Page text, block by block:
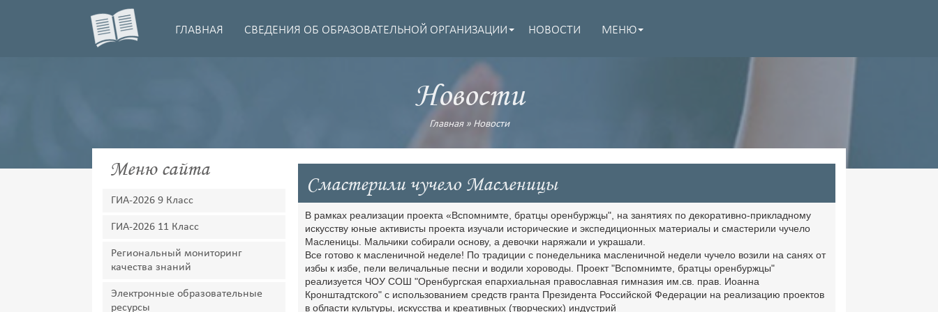
ГЛАВНАЯ СВЕДЕНИЯ ОБ ОБРАЗОВАТЕЛЬНОЙ ОРГАНИЗАЦИИ НОВОСТИ МЕНЮ
Новости
Главная» Новости
Меню сайта
ГИА-2026 9 Класс
ГИА-2026 11 Класс
Региональный мониторинг
качества знаний
Электронные образовательные
ресурсы
Смастерили чучело Масленицы
В рамках реализации проекта «Вспомнимте, братцы оренбуржцы", на занятиях по декоративно-прикладному
искусству юные активисты проекта изучали исторические и экспедиционных материалы и смастерили чучело
Масленицы. Мальчики собирали основу, а девочки наряжали и украшали.
Все готово к масленичной неделе! По традиции с понедельника масленичной недели чучело возили на санях от
избы к избе, пели величальные песни и водили хороводы. Проект "Вспомнимте, братцы оренбуржцы"
реализуется ЧОУ СОШ "Оренбургская епархиальная православная гимназия им.св. прав. Иоанна
Кронштадтского" с использованием средств гранта Президента Российской Федерации на реализацию проектов
в области культуры, искусства и креативных (творческих) индустрий